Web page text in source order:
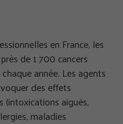
en France, les
de 1 700 cancers
année. Les agents
des effets
(intoxications aiguës,
maladies